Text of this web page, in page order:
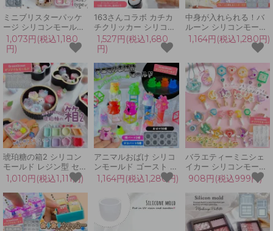
ミニブリスターパッケ
ージ シリコンモールド
キーホルダー ブリスタ
ーパック ミニチュア 3
マス 2マス たまご型 ハ
ート型 お弁当
1,073円(税込1,180
円)
163さんコラボ カチカ
チクリッカー シリコン
モールド パーツ付き セ
ット キーボード キーホ
ルダー フィジェットト
イ UVレジン 手作り
GreenOceanオリジナ
ル♪
1,527円(税込1,680
円)
中身が入れられる！バ
ルーン シリコンモール
ド ストロー付き レジン
型 セット 風船 スティ
UVレジン クラフト
GreenOceanオリジナ
ル♪
1,164円(税込1,280円)
琥珀糖の箱2 シリコン
モールド レジン型 セッ
ト ボックス パッケージ
ケース カン付き シェイ
カー キーホルダー UV
レジン クラフト
GreenOceanオリジナ
ル♪
1,010円(税込1,111円)
アニマルおばけ シリコ
ンモールド ゴースト ミ
ニおばけ デコパーツ 顔
パーツ ハロウィン キー
ホルダー UVレジン ク
ラフト 立体 3d
GreenOceanオリジナ
ル♪
1,164円(税込1,280円)
バラエティーミニシェ
イカー シリコンモール
ド カシャカシャ シャカ
シャカ レジン型 鍵 ハ
ート 星 推し活 カンパ
ーツ UVレジン
GreenOceanオリジナ
ル♪
908円(税込999円)